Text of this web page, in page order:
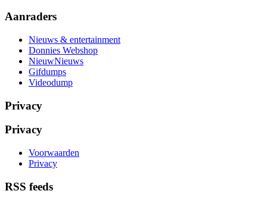
Aanraders
Nieuws & entertainment
Donnies Webshop
NieuwNieuws
Gifdumps
Videodump
Privacy
Privacy
Voorwaarden
Privacy
RSS feeds